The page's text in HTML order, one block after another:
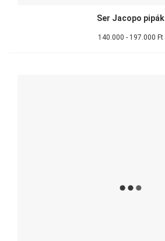
Ser Jacopo pipák
140.000 - 197.000 Ft